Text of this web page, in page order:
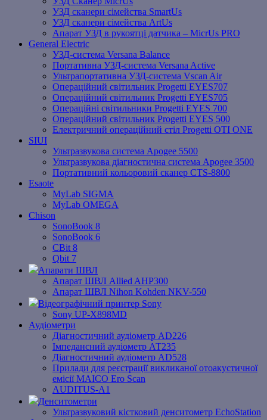
УЗД сканери сімейства SmartUs
УЗД сканери сімейства ArtUs
Апарат УЗД в рукоятці датчика – MicrUs PRO
General Electric
УЗД-система Versana Balance
Портативна УЗД-система Versana Active
Ультрапортативна УЗД-система Vscan Air
Операційний світильник Progetti EYES707
Операційний світильник Progetti EYES705
Операційні світильники Progetti EYES 700
Операційний світильник Progetti EYES 500
Електричний операційний стіл Progetti OTI ONE
SIUI
Ультразвукова система Apogee 5500
Ультразвукова діагностична система Apogee 3500
Портативний кольоровий сканер CTS-8800
Esaote
MyLab SIGMA
MyLab OMEGA
Chison
SonoBook 8
SonoBook 6
СBit 8
Qbit 7
Апарати ШВЛ
Апарат ШВЛ Allied AHP300
Апарат ШВЛ Nihon Kohden NKV-550
Відеографічний принтер Sony
Sony UP-X898MD
Аудіометри
Діагностичний аудіометр AD226
Імпедансний аудіометр АТ235
Діагностичний аудіометр AD528
Прилади для реєстрації викликаної отоакустичної
емісії MAICO Ero Scan
AUDITUS-A1
Денситометри
Ультразвуковий кістковий денситометр EchoStation